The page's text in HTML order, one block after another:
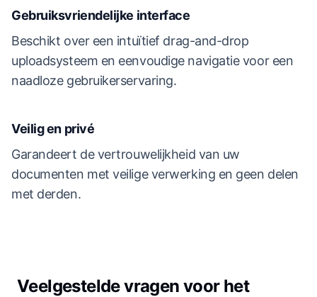
Gebruiksvriendelijke interface
Beschikt over een intuïtief drag-and-drop
uploadsysteem en eenvoudige navigatie voor een
naadloze gebruikerservaring.
Veilig en privé
Garandeert de vertrouwelijkheid van uw
documenten met veilige verwerking en geen delen
met derden.
Veelgestelde vragen voor het